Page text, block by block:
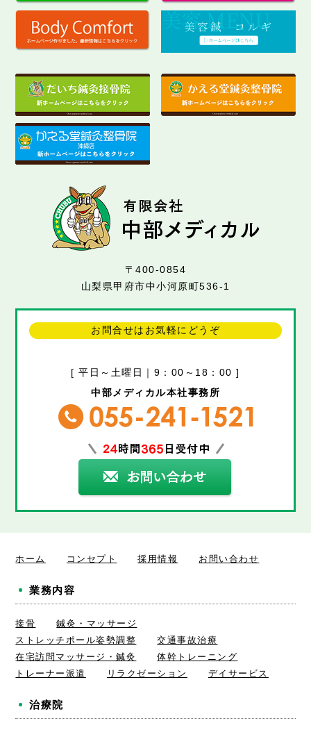
〒400-0854
山梨県甲府市中小河原町536-1
お問合せはお気軽にどうぞ
[ 平日～土曜日｜9：00～18：00 ]
中部メディカル本社事務所
ホーム コンセプト 採用情報 お問い合わせ
業務内容
接骨
鍼灸・マッサージ
ストレッチポール姿勢調整
交通事故治療
在宅訪問マッサージ・鍼灸
体幹トレーニング
トレーナー派遣
リラクゼーション デイサービス
治療院